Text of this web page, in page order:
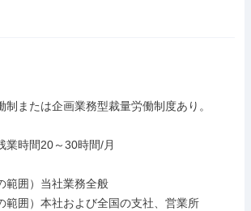
制または企画業務型裁量労働制度あり。
業時間20～30時間/月
範囲）当社業務全般
範囲）本社および全国の支社、営業所